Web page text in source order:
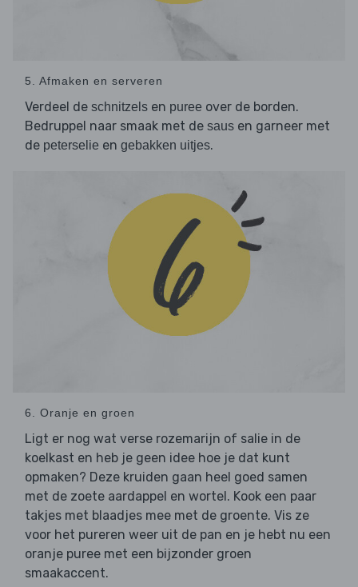
5. Afmaken en serveren
Verdeel de schnitzels en puree over de borden.
Bedruppel naar smaak met de saus en garneer met
de peterselie en gebakken uitjes.
6. Oranje en groen
Ligt er nog wat verse rozemarijn of salie in de
koelkast en heb je geen idee hoe je dat kunt
opmaken? Deze kruiden gaan heel goed samen
met de zoete aardappel en wortel. Kook een paar
takjes met blaadjes mee met de groente. Vis ze
voor het pureren weer uit de pan en je hebt nu een
oranje puree met een bijzonder groen
smaakaccent.